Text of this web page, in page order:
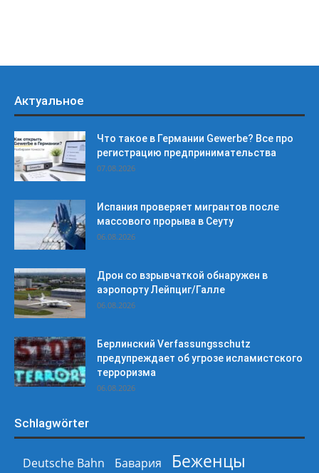
Актуальное
Что такое в Германии Gewerbe? Все про
регистрацию предпринимательства
07.08.2026
Испания проверяет мигрантов после
массового прорыва в Сеуту
06.08.2026
Дрон со взрывчаткой обнаружен в
аэропорту Лейпциг/Галле
06.08.2026
Берлинский Verfassungsschutz
предупреждает об угрозе исламистского
терроризма
06.08.2026
Schlagwörter
Deutsche Bahn Бавария
Беженцы